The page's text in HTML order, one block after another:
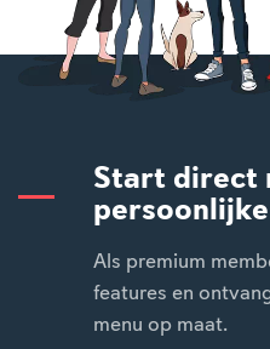
Start direct
Als premium
features en
menu op maat.